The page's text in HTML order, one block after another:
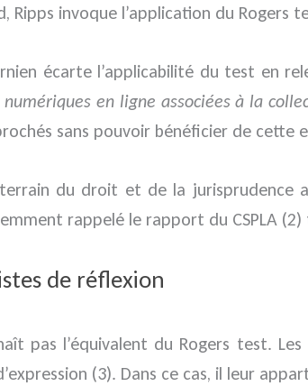
Ripps invoque l’application du
écarte l’applicabilité du test en
en ligne associées à la
sans pouvoir bénéficier de cette
du droit et de la jurisprudence
rappelé le rapport du CSPLA
de réflexion
pas l’équivalent du Rogers test.
(3). Dans ce cas, il leur